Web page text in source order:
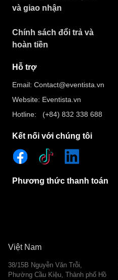
và giao nhận
Chính sách đổi trả và
hoàn tiền
Hỗ trợ
Email: Contact@eventista.vn
Website: Eventista.vn
Hotline: (+84) 832 338 688
Kết nối với chúng tôi
Phương thức thanh toán
Việt Nam
38/15B Nguyễn Văn Trỗi,
Phường Cầu Kiệu, Thành phố Hồ